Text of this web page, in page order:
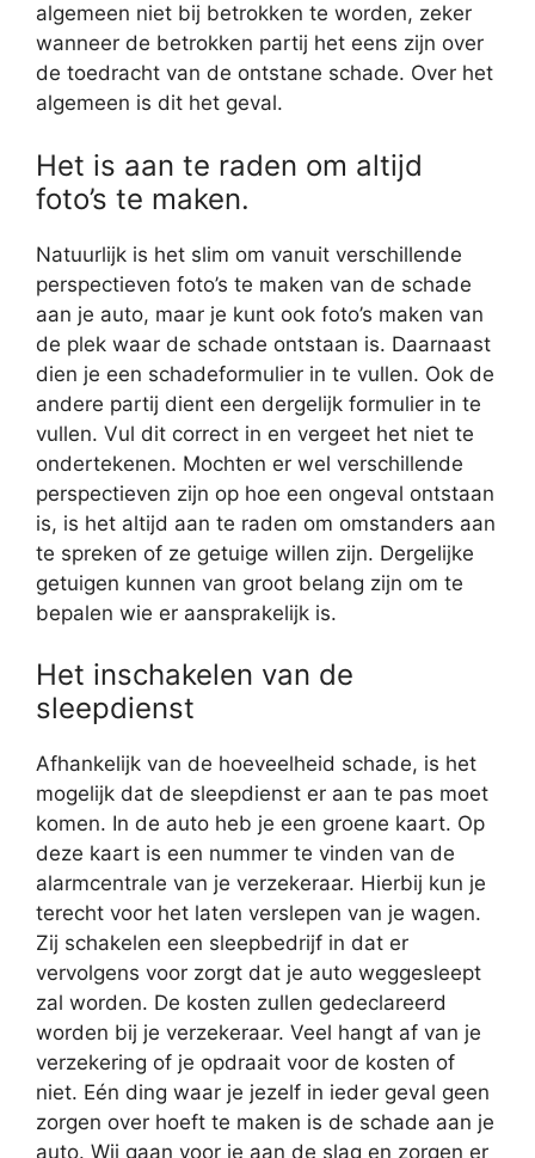
algemeen niet bij betrokken te worden, zeker
wanneer de betrokken partij het eens zijn over
de toedracht van de ontstane schade. Over het
algemeen is dit het geval.
Het is aan te raden om altijd
foto’s te maken.
Natuurlijk is het slim om vanuit verschillende
perspectieven foto’s te maken van de schade
aan je auto, maar je kunt ook foto’s maken van
de plek waar de schade ontstaan is. Daarnaast
dien je een schadeformulier in te vullen. Ook de
andere partij dient een dergelijk formulier in te
vullen. Vul dit correct in en vergeet het niet te
ondertekenen. Mochten er wel verschillende
perspectieven zijn op hoe een ongeval ontstaan
is, is het altijd aan te raden om omstanders aan
te spreken of ze getuige willen zijn. Dergelijke
getuigen kunnen van groot belang zijn om te
bepalen wie er aansprakelijk is.
Het inschakelen van de
sleepdienst
Afhankelijk van de hoeveelheid schade, is het
mogelijk dat de sleepdienst er aan te pas moet
komen. In de auto heb je een groene kaart. Op
deze kaart is een nummer te vinden van de
alarmcentrale van je verzekeraar. Hierbij kun je
terecht voor het laten verslepen van je wagen.
Zij schakelen een sleepbedrijf in dat er
vervolgens voor zorgt dat je auto weggesleept
zal worden. De kosten zullen gedeclareerd
worden bij je verzekeraar. Veel hangt af van je
verzekering of je opdraait voor de kosten of
niet. Eén ding waar je jezelf in ieder geval geen
zorgen over hoeft te maken is de schade aan je
auto. Wij gaan voor je aan de slag en zorgen er